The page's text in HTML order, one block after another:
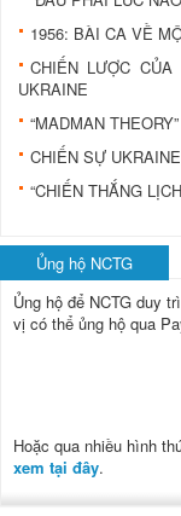
1956: BÀI CA VỀ
CHIẾN LƯỢC
UKRAINE
“MADMAN
CHIẾN SỰ
“CHIẾN THẮNG
Ủng hộ NCTG
Ủng hộ để NCTG duy
vị có thể ủng hộ qua
Hoặc qua nhiều hình
xem tại đây.